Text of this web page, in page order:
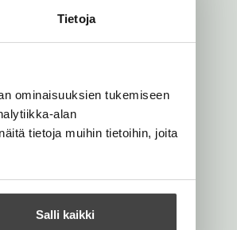
Tietoja
ominaisuuksien tukemiseen
alan
tietoja muihin tietoihin, joita
Salli kaikki